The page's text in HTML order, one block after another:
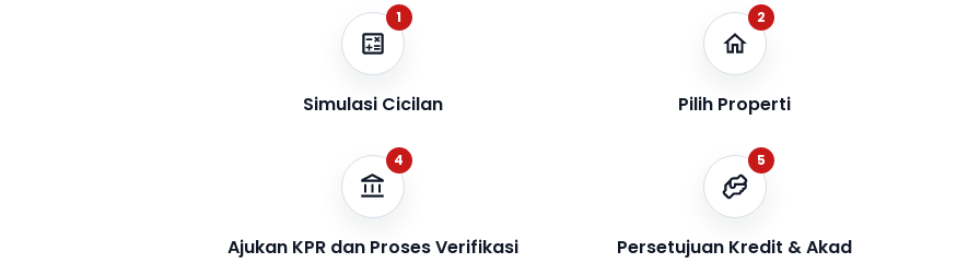
1
Simulasi Cicilan
2
Pilih Properti
4
Ajukan KPR dan Proses Verifikasi
5
Persetujuan Kredit & Akad